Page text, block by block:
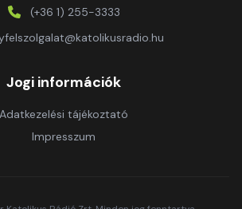
(+36 1) 255-3333
Jogi információk
Adatkezelési tájékoztató
Impresszum